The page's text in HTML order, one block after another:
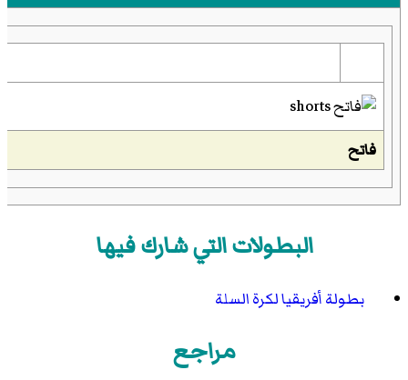
فاتح
البطولات التي شارك فيها
بطولة أفريقيا لكرة السلة
مراجع